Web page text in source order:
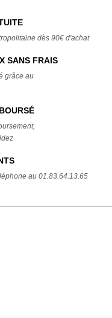
dès 90€ d'achat
SANS FRAIS
grâce au
au 01.83.64.13.65